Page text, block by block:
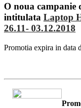
O noua
intitulata Laptop
26.11- 03.12.2018
Promotia expira in data